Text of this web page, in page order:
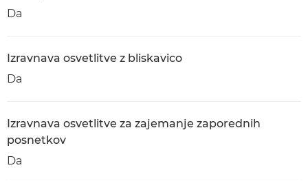
Da
Izravnava osvetlitve z bliskavico
Da
Izravnava osvetlitve za zajemanje zaporednih
posnetkov
Da